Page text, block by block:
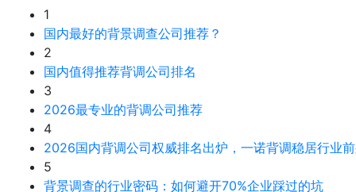
1
国内最好的背景调查公司推荐？
2
国内值得推荐背调公司排名
3
2026最专业的背调公司推荐
4
2026国内背调公司权威排名出炉，一诺背调稳居行业
5
背景调查的行业密码：如何避开70%企业踩过的坑